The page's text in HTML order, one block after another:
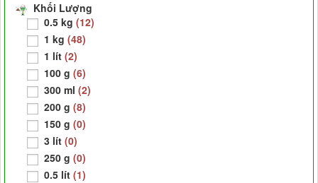
Khối Lượng
0.5 kg (12)
1 kg (48)
1 lít (2)
100 g (6)
300 ml (2)
200 g (8)
150 g (0)
3 lít (0)
250 g (0)
0.5 lít (1)